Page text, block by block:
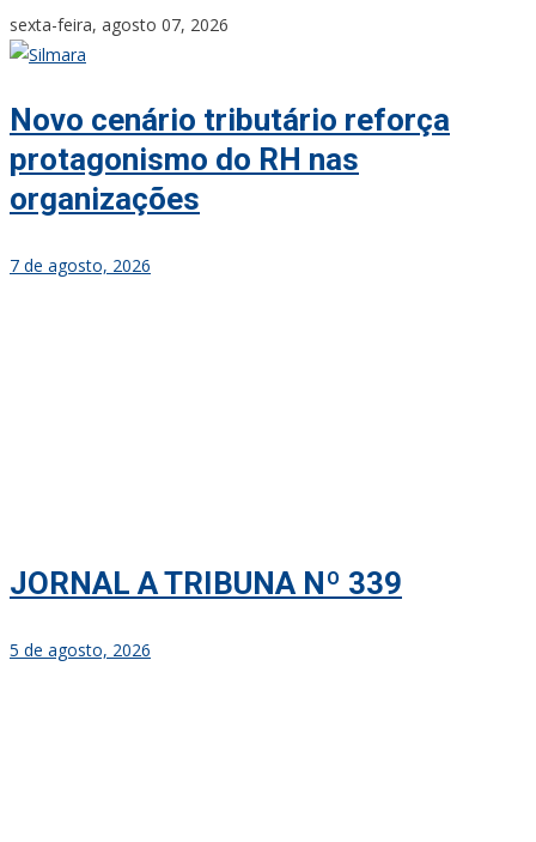
Skip
to
sexta-feira, agosto 07, 2026
Novo cenário tributário reforça
protagonismo do RH nas
organizações
7 de agosto, 2026
JORNAL A TRIBUNA Nº 339
5 de agosto, 2026